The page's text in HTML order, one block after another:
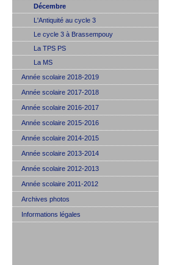
Décembre
L'Antiquité au cycle 3
Le cycle 3 à Brassempouy
La TPS PS
La MS
Année scolaire 2018-2019
Année scolaire 2017-2018
Année scolaire 2016-2017
Année scolaire 2015-2016
Année scolaire 2014-2015
Année scolaire 2013-2014
Année scolaire 2012-2013
Année scolaire 2011-2012
Archives photos
Informations légales